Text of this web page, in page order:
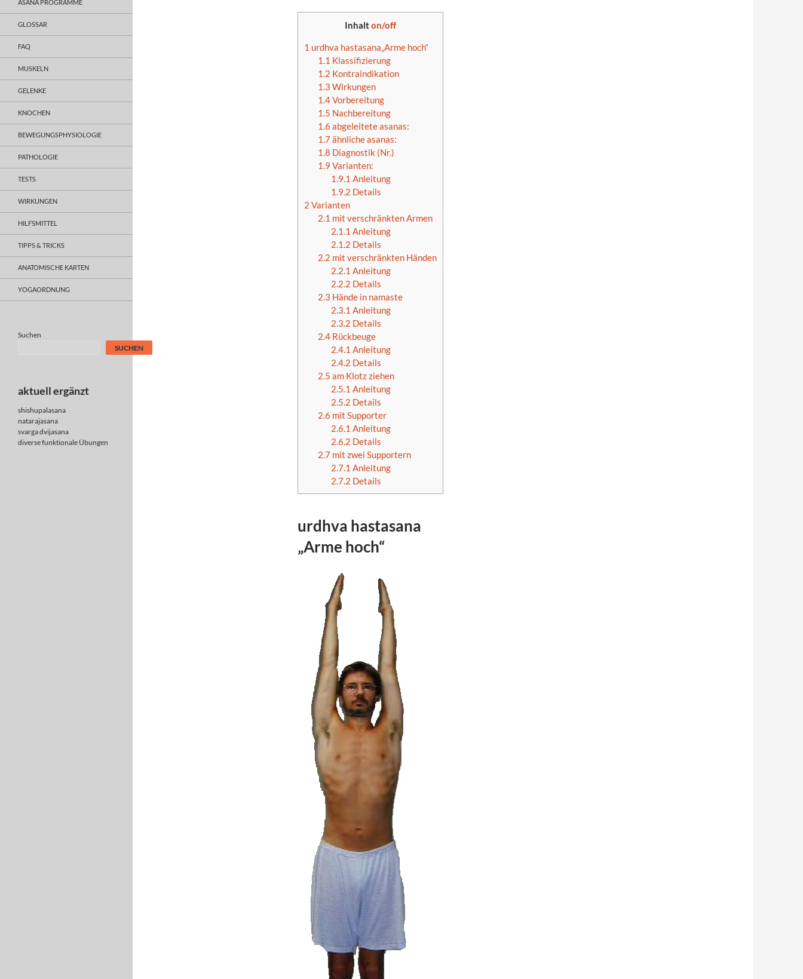
Inhalton/off
1 urdhva hastasana„Arme hoch“
1.1 Klassifizierung
1.2 Kontraindikation
1.3 Wirkungen
1.4Vorbereitung
1.5 Nachbereitung
1.6 abgeleitete asanas:
1.7ähnliche asanas:
1.8 Diagnostik (Nr.)
1.9 Varianten:
1.9.1 Anleitung
1.9.2 Details
2 Varianten
2.1 mit verschränkten Armen
2.1.1 Anleitung
2.1.2 Details
2.2 mit verschränkten Händen
2.2.1 Anleitung
2.2.2 Details
2.3 Hände in namaste
2.3.1 Anleitung
2.3.2 Details
2.4Rückbeuge
2.4.1 Anleitung
2.4.2 Details
2.5 am Klotz ziehen
2.5.1 Anleitung
2.5.2 Details
2.6 mit Supporter
2.6.1 Anleitung
2.6.2 Details
2.7mit zwei Supportern
2.7.1 Anleitung
2.7.2 Details
urdhva hastasana
„Arme hoch“
ASANA PROGRAMME
GLOSSAR
FAQ
MUSKELN
GELENKE
KNOCHEN
BEWEGUNGSPHYSIOLOGIE
PATHOLOGIE
TESTS
WIRKUNGEN
HILFSMITTEL
TIPPS & TRICKS
ANATOMISCHE KARTEN
YOGAORDNUNG
Suchen
SUCHEN
aktuell ergänzt
shishupalasana
natarajasana
svarga dvijasana
diversefunktionale Übungen